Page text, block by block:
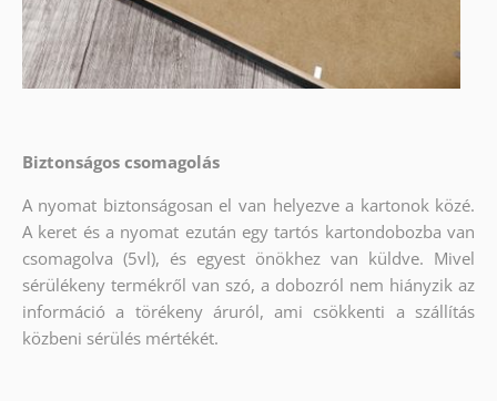
Biztonságos csomagolás
A nyomat biztonságosan el van helyezve a kartonok közé.
A keret és a nyomat ezután egy tartós kartondobozba van
csomagolva (5vl), és egyest önökhez van küldve. Mivel
sérülékeny termékről van szó, a dobozról nem hiányzik az
információ a törékeny áruról, ami csökkenti a szállítás
közbeni sérülés mértékét.